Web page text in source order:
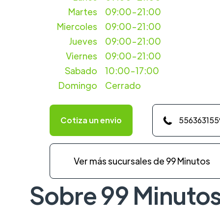
Martes
Miercoles
09:00-21:00
09:00-21:00
Jueves
09:00-21:00
Viernes
09:00-21:00
Sabado
10:00-17:00
Domingo
Cerrado
Cotiza un envio
Ver más sucursales de 99 Minutos
Sobre 99